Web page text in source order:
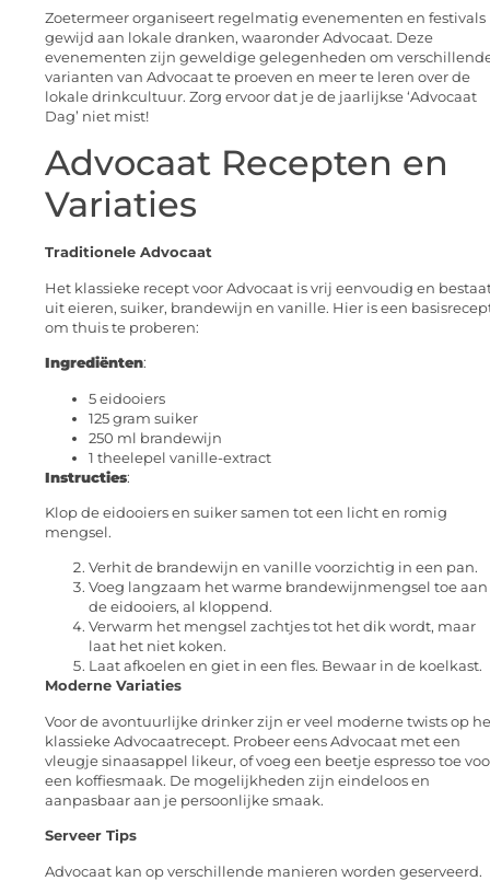
Zoetermeer organiseert regelmatig evenementen en festivals
gewijd aan lokale dranken, waaronder Advocaat. Deze
evenementen zijn geweldige gelegenheden om
varianten van Advocaat te proeven en meer te leren over de
lokale drinkcultuur. Zorg ervoor dat je de jaarlijkse ‘Advocaat
Dag’ niet mist!
Advocaat Recepten en
Variaties
Traditionele Advocaat
Het klassieke recept voor Advocaat is vrij eenvoudig en
uit eieren, suiker, brandewijn en vanille. Hier is een
om thuis te proberen:
Ingrediënten:
5 eidooiers
125 gram suiker
250 ml brandewijn
1 theelepel vanille-extract
Instructies:
Klop de eidooiers en suiker samen tot een licht en romig
mengsel.
Verhit de brandewijn en vanille voorzichtig in een pan.
Voeg langzaam het warme brandewijnmengsel toe aan
de eidooiers, al kloppend.
Verwarm het mengsel zachtjes tot het dik wordt, maar
laat het niet koken.
Laat afkoelen en giet in een fles. Bewaar in de koelkast.
Moderne Variaties
Voor de avontuurlijke drinker zijn er veel moderne twists op
klassieke Advocaatrecept. Probeer eens Advocaat met een
vleugje sinaasappel likeur, of voeg een beetje espresso toe
een koffiesmaak. De mogelijkheden zijn eindeloos en
aanpasbaar aan je persoonlijke smaak.
Serveer Tips
Advocaat kan op verschillende manieren worden geserveerd.